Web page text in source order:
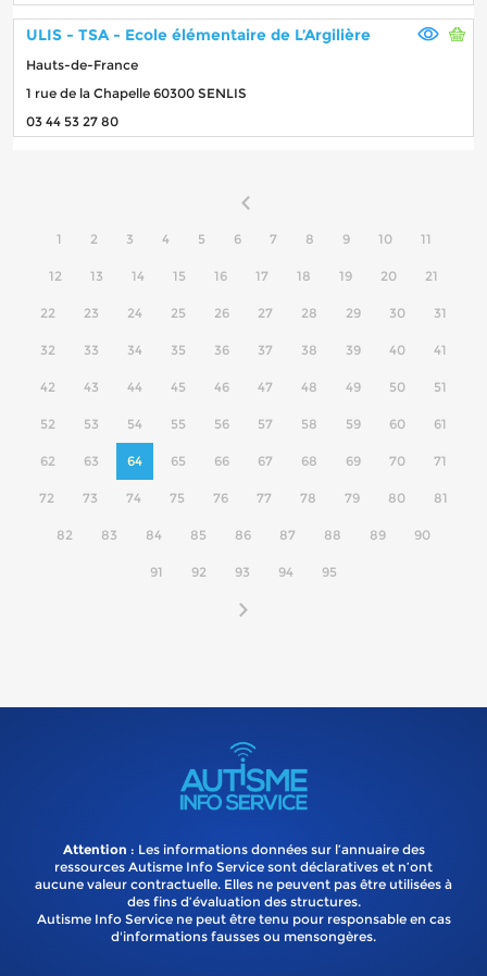
ULIS - TSA - Ecole élémentaire de L’Argilière
Hauts-de-France
1 rue de la Chapelle 60300 SENLIS
03 44 53 27 80
1 2 3 4 5 6 7 8 9 10 11
12 13 14 15 16 17 18 19 20 21
22 23 24 25 26 27 28 29 30 31
32 33 34 35 36 37 38 39 40 41
42 43 44 45 46 47 48 49 50 51
52 53 54 55 56 57 58 59 60 61
62 63 64 65 66 67 68 69 70 71
72 73 74 75 76 77 78 79 80 81
82 83 84 85 86 87 88 89 90
91 92 93 94 95
Attention : Les informations données sur l’annuaire des
ressources Autisme Info Service sont déclaratives et n’ont
aucune valeur contractuelle. Elles ne peuvent pas être utilisées à
des fins d’évaluation des structures.
Autisme Info Service ne peut être tenu pour responsable en cas
d'informations fausses ou mensongères.